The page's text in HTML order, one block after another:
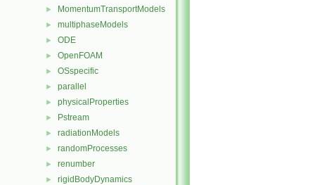
► MomentumTransportModels
► multiphaseModels
► ODE
► OpenFOAM
► OSspecific
► parallel
► physicalProperties
► Pstream
► radiationModels
► randomProcesses
► renumber
► rigidBodyDynamics